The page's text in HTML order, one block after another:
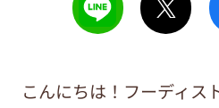
こんにちは！フーディス